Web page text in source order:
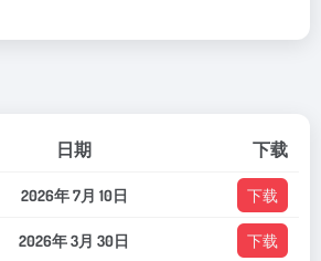
日期 下载
2026年 7月 10日 下载
2026年 3月 30日 下载